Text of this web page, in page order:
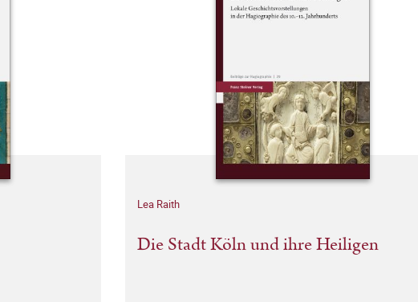
Lea Raith
Die Stadt Köln und ihre Heiligen